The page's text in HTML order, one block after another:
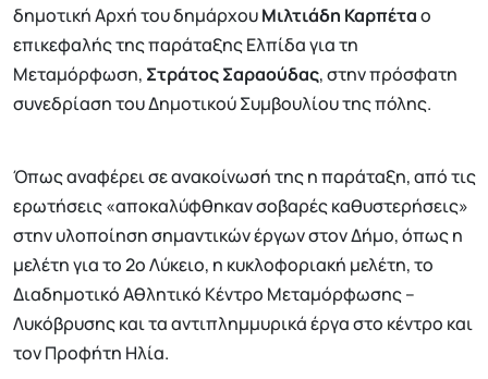
δημοτική Αρχή του δημάρχουΜιλτιάδη Καρπέταο
επικεφαλής της παράταξης Ελπίδα για τη
Μεταμόρφωση, Στράτος Σαραούδας, στην πρόσφατη
συνεδρίαση του Δημοτικού Συμβουλίου της πόλης.
Όπως αναφέρει σε ανακοίνωσή της η παράταξη, από τις
ερωτήσεις «αποκαλύφθηκαν σοβαρές καθυστερήσεις»
στην υλοποίηση σημαντικών έργων στον Δήμο, όπως η
μελέτη για το 2ο Λύκειο, η κυκλοφοριακή μελέτη, το
Διαδημοτικό Αθλητικό Κέντρο Μεταμόρφωσης –
Λυκόβρυσης και τα αντιπλημμυρικά έργα στο κέντρο και
τον Προφήτη Ηλία.